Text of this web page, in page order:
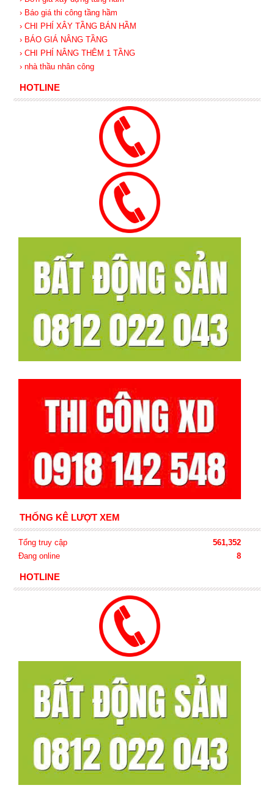
› Báo giá thi công tầng hầm
› CHI PHÍ XÂY TẦNG BÁN HẦM
› BÁO GIÁ NÂNG TẦNG
› CHI PHÍ NÂNG THÊM 1 TẦNG
› nhà thầu nhân công
HOTLINE
THỐNG KÊ LƯỢT XEM
Tổng truy cập
561,352
Đang online
8
HOTLINE